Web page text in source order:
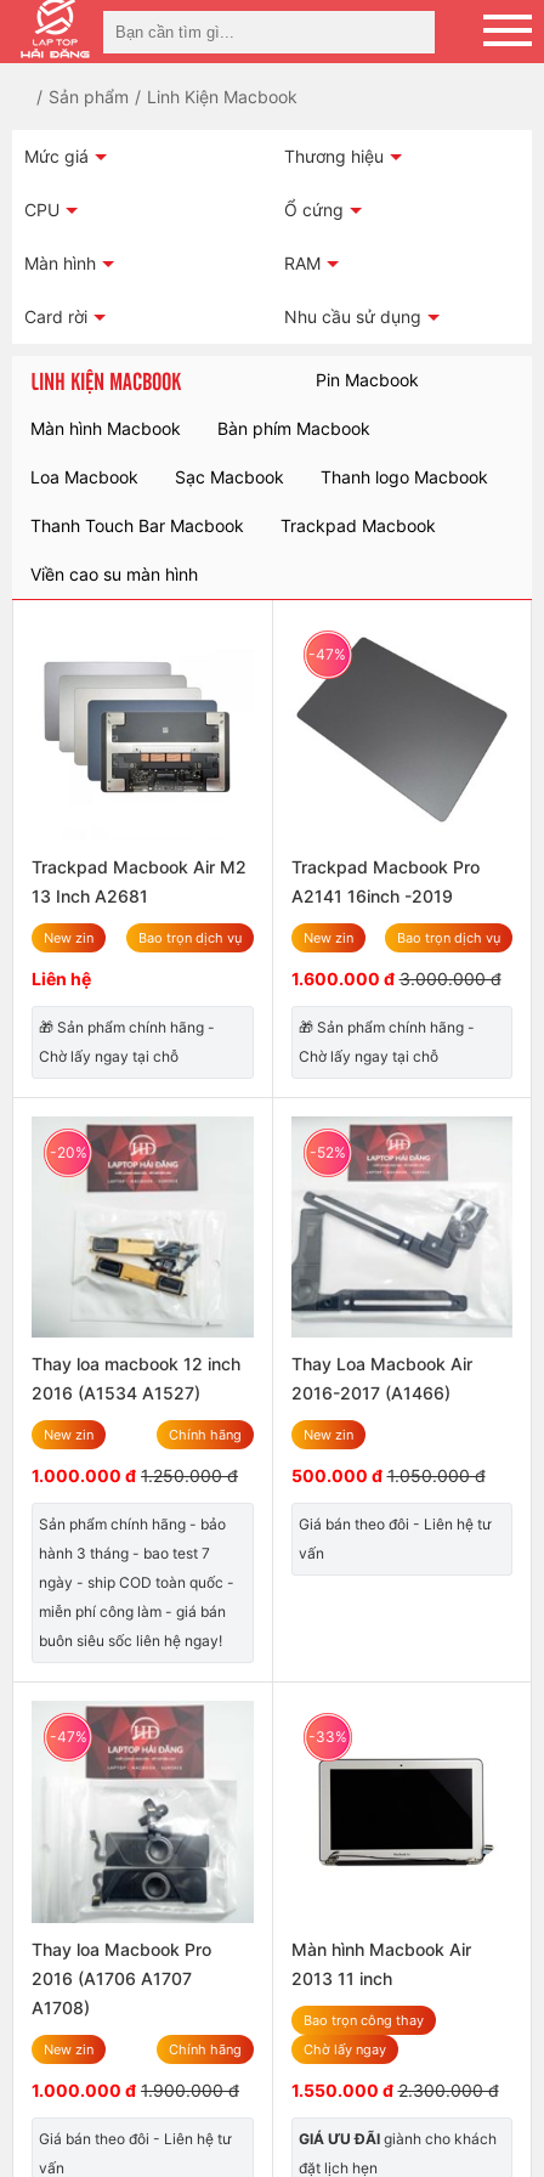
Sản phẩm Linh Kiện Macbook
Mức giá Thương hiệu
CPU Ổ cứng
Màn hình RAM
Card rời Nhu cầu sử dụng
LINH KIỆN MACBOOK Pin Macbook
Màn hình Macbook Bàn phím Macbook
Loa Macbook Sạc Macbook Thanh logo Macbook
Thanh Touch Bar Macbook Trackpad Macbook
Viền cao su màn hình
Trackpad Macbook Air M2
13 Inch A2681
New zin Bao trọn dịch vụ
Liên hệ
🎁 Sản phẩm chính hãng -
Chờ lấy ngay tại chỗ
-47%
Trackpad Macbook Pro
A2141 16inch -2019
New zin Bao trọn dịch vụ
1.600.000 đ 3.000.000 đ
🎁 Sản phẩm chính hãng -
Chờ lấy ngay tại chỗ
-20%
Thay loa macbook 12 inch
2016 (A1534 A1527)
New zin Chính hãng
1.000.000 đ 1.250.000 đ
Sản phẩm chính hãng - bảo
hành 3 tháng - bao test 7
ngày - ship COD toàn quốc -
miễn phí công làm - giá bán
buôn siêu sốc liên hệ ngay!
-52%
Thay Loa Macbook Air
2016-2017 (A1466)
New zin
500.000 đ 1.050.000 đ
Giá bán theo đôi - Liên hệ tư
vấn
-47%
Thay loa Macbook Pro
2016 (A1706 A1707
A1708)
New zin Chính hãng
1.000.000 đ 1.900.000 đ
Giá bán theo đôi - Liên hệ tư
vấn
-33%
Màn hình Macbook Air
2013 11 inch
Bao trọn công thay
Chờ lấy ngay
1.550.000 đ 2.300.000 đ
GIÁ ƯU ĐÃIgiành cho khách
đặt lịch hẹn